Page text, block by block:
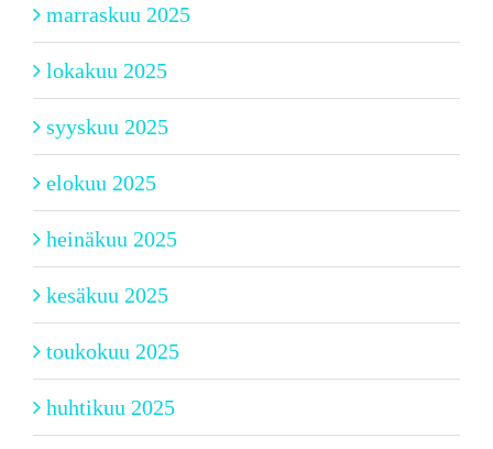
marraskuu 2025
lokakuu 2025
syyskuu 2025
elokuu 2025
heinäkuu 2025
kesäkuu 2025
toukokuu 2025
huhtikuu 2025